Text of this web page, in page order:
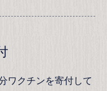
ワクチンを寄付して